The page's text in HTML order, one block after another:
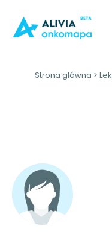
Strona główna >